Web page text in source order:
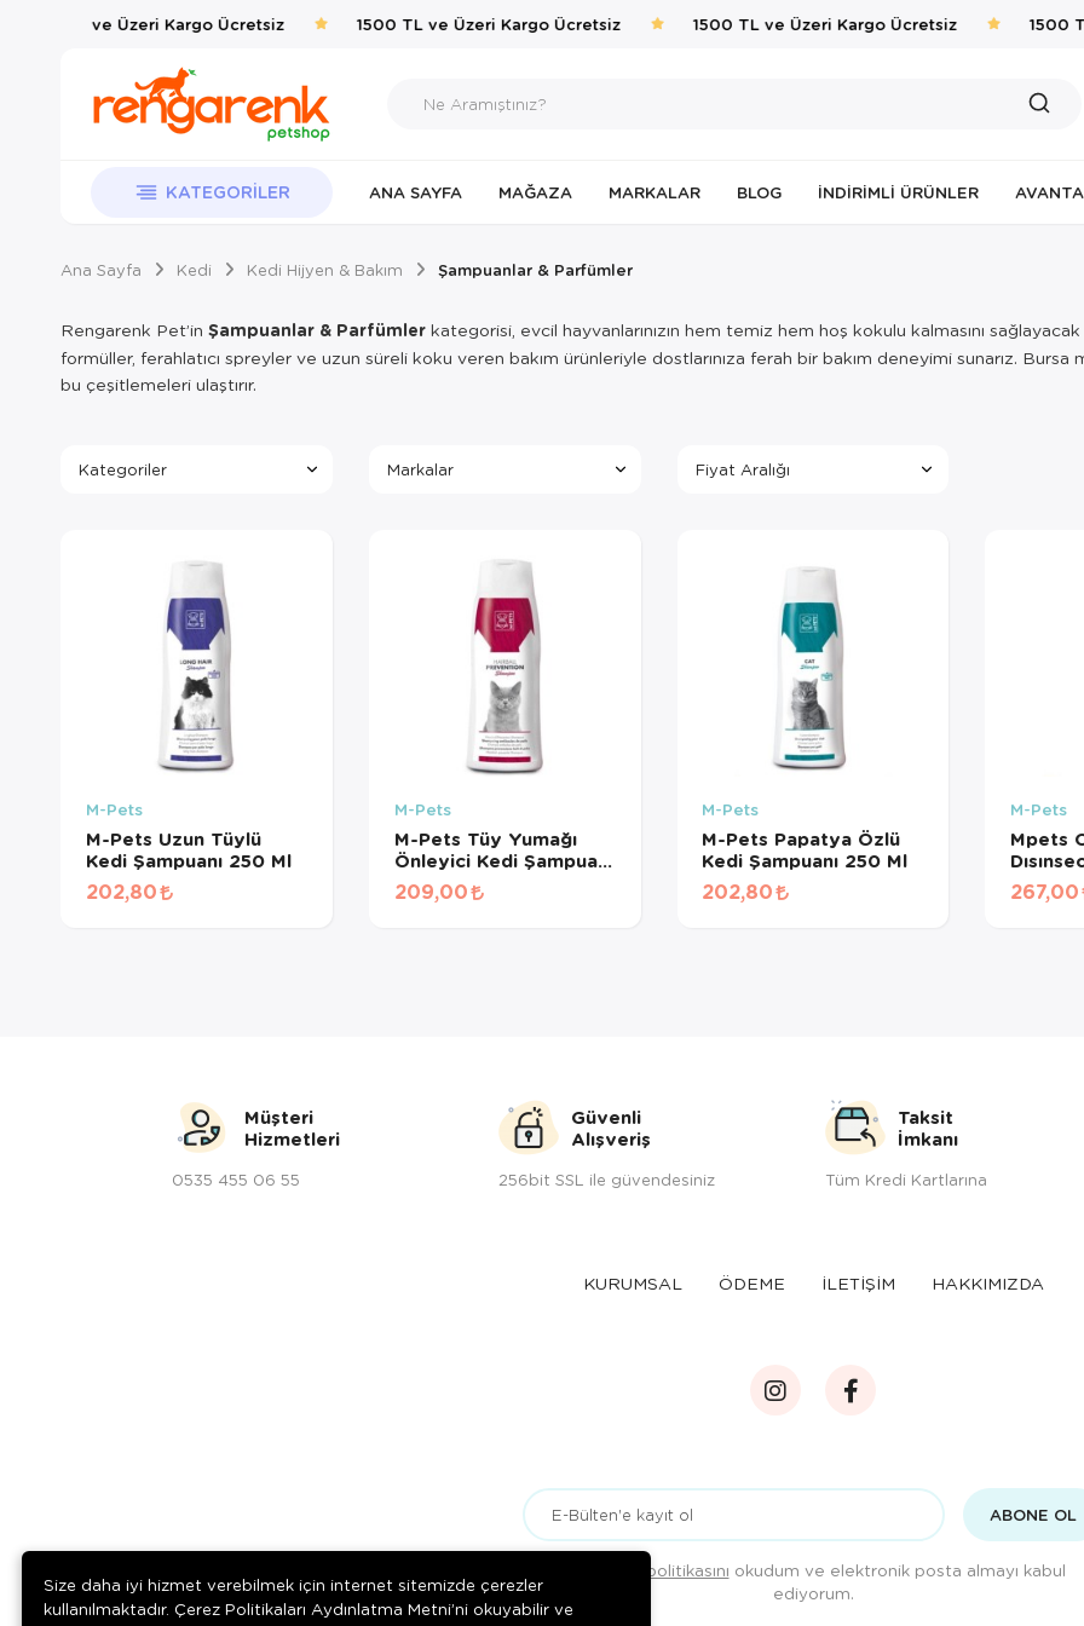
1500 TL ve Üzeri Kargo Ücretsiz 1500 TL ve Üzeri Kargo Ücretsiz 1500 TL ve Üzeri Kargo Ücretsiz 1500
KATEGORILER ANA SAYFA MAĞAZA MARKALAR BLOG İNDIRIMLI ÜRÜNLER
Ana Sayfa Kedi Kedi Hijyen & Bakım Şampuanlar & Parfümler
Rengarenk Pet’in Şampuanlar & Parfümler kategorisi, evcil hayvanlarınızın hem temiz hem hoş kokulu kalmasını
formüller, ferahlatıcı spreyler ve uzun süreli koku veren bakım ürünleriyle dostlarınıza ferah bir bakım deneyimi sunarız. Bursa
bu çeşitlemeleri ulaştırır.
Kategoriler Markalar Fiyat Aralığı
M-Pets
M-Pets Uzun Tüylü
Kedi Şampuanı 250 Ml
202,80
M-Pets
M-Pets Tüy Yumağı
Önleyici Kedi Şampuanı
250ml
209,00
M-Pets
M-Pets Papatya Özlü
Kedi Şampuanı 250 Ml
202,80
M-Pets
Mpets
267,00
Müşteri
Hizmetleri
0535 455 06 55
Güvenli
Alışveriş
256bit SSL ile güvendesiniz
Taksit
İmkanı
Tüm Kredi Kartlarına
KURUMSAL ÖDEME İLETİŞİM HAKKIMIZDA
ABONE OL
Gizlilik politikasını okudum ve elektronik posta almayı kabul
ediyorum.
Size daha iyi hizmet verebilmek için internet sitemizde çerezler
kullanılmaktadır. Çerez Politikaları Aydınlatma Metni’ni okuyabilir ve